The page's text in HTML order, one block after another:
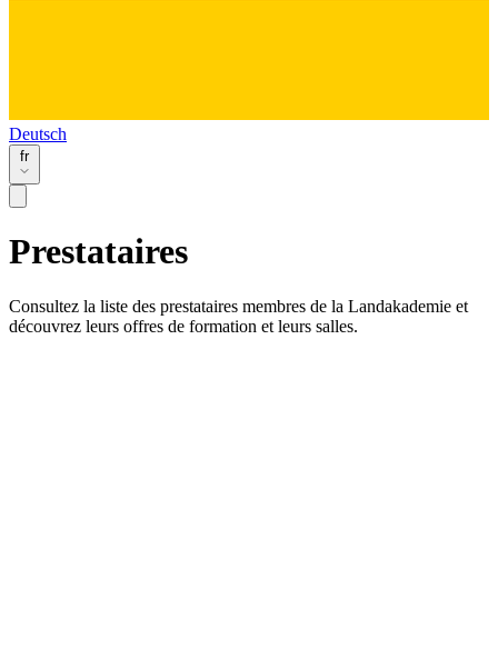
Deutsch
fr
Prestataires
Consultez la liste des prestataires membres de la Landakademie et
découvrez leurs offres de formation et leurs salles.